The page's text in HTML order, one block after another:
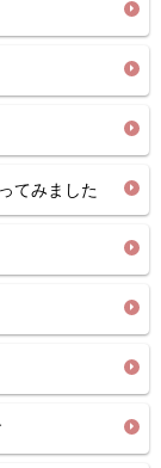
てみました